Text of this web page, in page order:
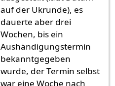
auf der Ukrunde), es
dauerte aber drei
Wochen, bis ein
Aushändigungstermin
bekanntgegeben
wurde, der Termin selbst
war eine Woche nach